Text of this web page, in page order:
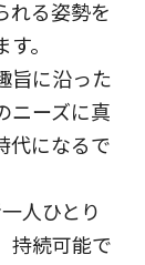
れる姿勢を
。
旨に沿った
ニーズに真
代になるで
人ひとり
持続可能で